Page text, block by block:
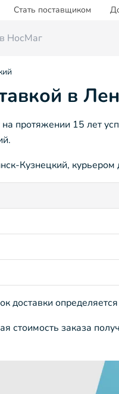
Стать поставщиком
в
протяжении 15 лет
Кузнецкий,
доставки
стоимость заказа